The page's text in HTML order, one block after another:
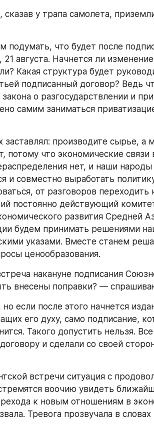
у трапа самолета,
подумать, что будет после
августа. Начнется ли
Какая структура будет
подписанный договор? Ведь
о разгосударствлении и
самим заниматься
производите сырье, а
потому что экономические связи
нет, и наши
и совместно выработать
от разговоров переходить
постоянно действующий
развития Средней
будем принимать решениями
указами. Вместе станем
ценообразования.
накануне подписания
внесены поправки? —
если после этого начнется
его духу, само подписание,
Такого допустить нельзя.
и сделали со своей
встречи ситуация с
воочию увидеть
к новым отношениям в
Тревога прозвучала в